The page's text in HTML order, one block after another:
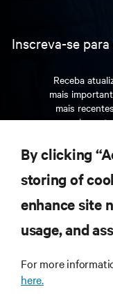
Inscreva-se
Receba
mais
mais
RECURSOS
CORPORATIVO
By clicking
storing of
enhance site
usage, and
For more
here.